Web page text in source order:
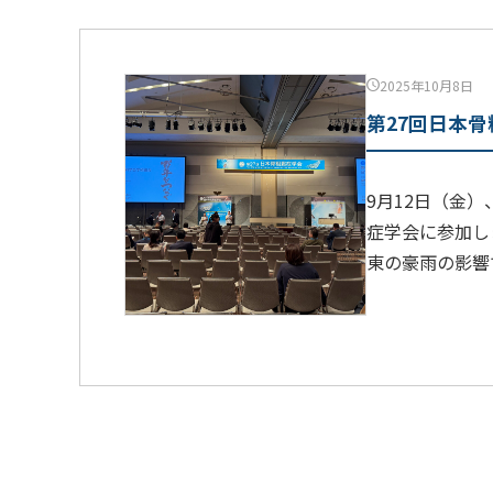
2025年10月8日
第27回日本
9月12日（金）
症学会に参加
東の豪雨の影